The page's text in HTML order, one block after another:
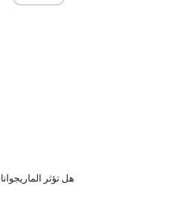
هل تؤثر